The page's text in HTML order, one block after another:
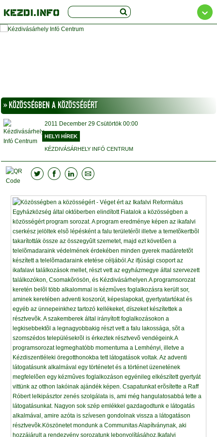
» KÖZÖSSÉGBEN A KÖZÖSSÉGÉRT
2011 December 29 Csütörtök 00:00
HELYI HÍREK
KÉZDIVÁSÁRHELY INFÓ CENTRUM